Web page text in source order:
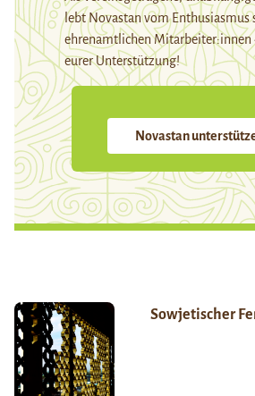
lebt Novastan vom Enthusiasmus
ehrenamtlichen Mitarbeiter:innen
eurer Unterstützung!
Novastan
Sowjetischer